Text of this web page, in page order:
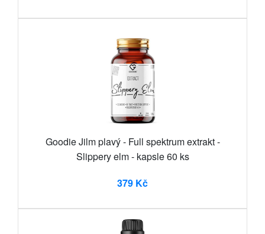
Goodie Jilm plavý - Full spektrum extrakt -
Slippery elm - kapsle 60 ks
379 Kč